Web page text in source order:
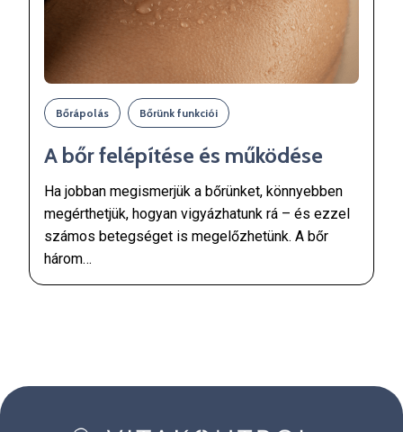
Bőrápolás Bőrünk funkciói
A bőr felépítése és működése
Ha jobban megismerjük a bőrünket, könnyebben
megérthetjük, hogyan vigyázhatunk rá – és ezzel
számos betegséget is megelőzhetünk. A bőr
három…